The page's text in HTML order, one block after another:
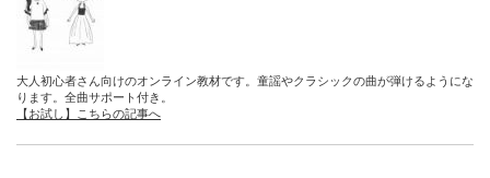
大人初心者さん向けのオンライン教材です。童謡やクラシックの曲が弾けるようにな
ります。全曲サポート付き。
【お試し】こちらの記事へ